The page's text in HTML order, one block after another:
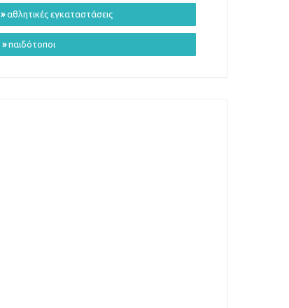
»αθλητικές εγκαταστάσεις
»παιδότοποι